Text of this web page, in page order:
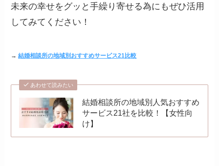
未来の幸せをグッと手繰り寄せる為にもぜひ活用
してみてください！
→結婚相談所の地域別おすすめサービス21比較
あわせて読みたい
結婚相談所の地域別人気おすすめ
サービス21社を比較！【女性向
け】